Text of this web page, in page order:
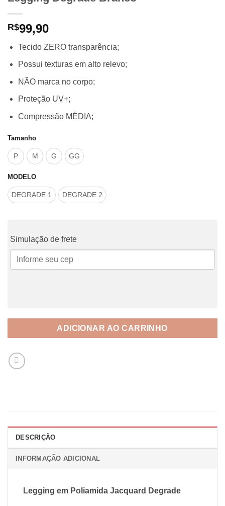
R$99,90
Tecido ZERO transparência;
Possui texturas em alto relevo;
NÃO marca no corpo;
Proteção UV+;
Compressão MÉDIA;
Tamanho
P M G GG
MODELO
DEGRADE 1 DEGRADE 2
Simulação de frete
ADICIONAR AO CARRINHO
DESCRIÇÃO
INFORMAÇÃO ADICIONAL
Legging em Poliamida Jacquard Degrade